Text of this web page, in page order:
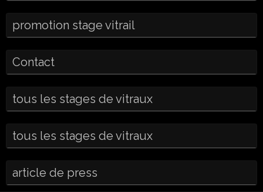
promotion stage vitrail
Contact
tous les stages de vitraux
tous les stages de vitraux
article de press